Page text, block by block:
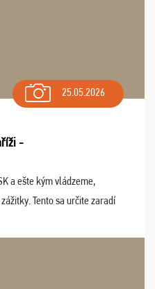
25.05.2026
-
a ešte kým vládzeme,
Tento sa určite zaradí
dobrá parti ...